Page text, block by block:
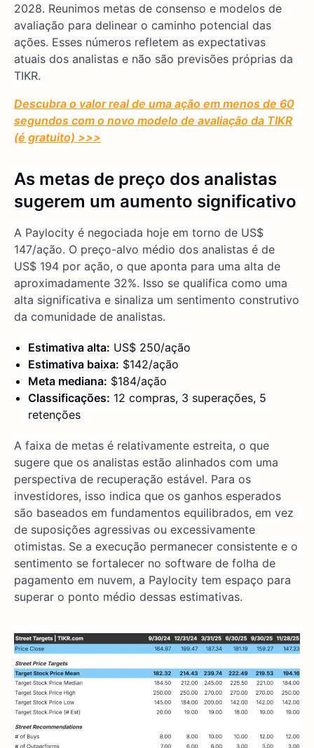
2028. Reunimos metas de consenso e modelos de
avaliação para delinear o caminho potencial das
ações. Esses números refletem as expectativas
atuais dos analistas e não são previsões próprias da
TIKR.
Descubra o valor real de uma ação em menos de 60
segundos com o novo modelo de avaliação da TIKR
(é gratuito) >>>
As metas de preço dos analistas
sugerem um aumento significativo
A Paylocity é negociada hoje em torno de US$
147/ação. O preço-alvo médio dos analistas é de
US$ 194 por ação, o que aponta para uma alta de
aproximadamente 32%. Isso se qualifica como uma
alta significativa e sinaliza um sentimento construtivo
da comunidade de analistas.
Estimativa alta: US$ 250/ação
Estimativa baixa: $142/ação
Meta mediana: $184/ação
Classificações: 12 compras, 3 superações, 5
retenções
A faixa de metas é relativamente estreita, o que
sugere que os analistas estão alinhados com uma
perspectiva de recuperação estável. Para os
investidores, isso indica que os ganhos esperados
são baseados em fundamentos equilibrados, em vez
de suposições agressivas ou excessivamente
otimistas. Se a execução permanecer consistente e o
sentimento se fortalecer no software de folha de
pagamento em nuvem, a Paylocity tem espaço para
superar o ponto médio dessas estimativas.